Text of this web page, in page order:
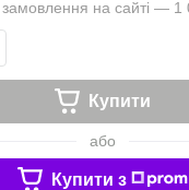
на сайті — 1
Купити
або
Купити з